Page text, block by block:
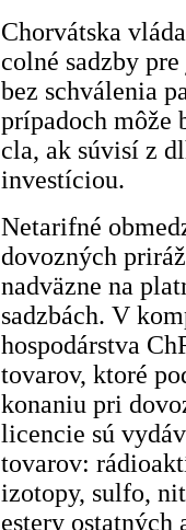
Chorvátska
colné sadzby
bez schválenia
prípadoch môže
cla, ak súvisí z
investíciou.
Netarifné
dovozných
nadväzne na
sadzbách. V
hospodárstva
tovarov, ktoré
konaniu pri
licencie sú
tovarov:
izotopy, sulfo,
estery